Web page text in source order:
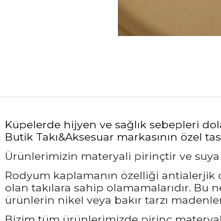
Küpelerde hijyen ve sağlık sebepleri
Butik Takı&Aksesuar markasının özel
Ürünlerimizin materyali pirinçtir ve suya
Rodyum kaplamanın özelliği antialerjik
olan takılara sahip olamamalarıdır.
ürünlerin nikel veya bakır tarzı